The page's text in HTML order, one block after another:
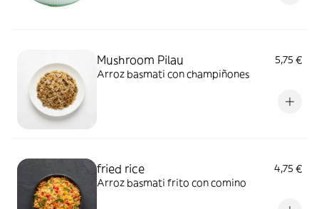
Mushroom Pilau
5,75 €
Arroz basmati con champiñones
fried rice
4,75 €
Arroz basmati frito con comino